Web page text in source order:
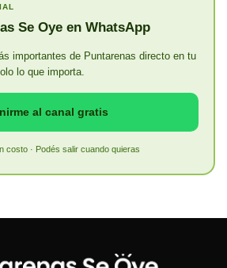
Se Oye en WhatsApp
importantes de Puntarenas directo en tu
lo que importa.
al canal gratis
costo · Podés salir cuando quieras